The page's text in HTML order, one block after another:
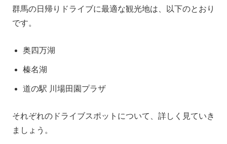
群馬の日帰りドライブに最適な観光地は、以下のとおり
です。
奥四万湖
榛名湖
道の駅 川場田園プラザ
それぞれのドライブスポットについて、詳しく見ていき
ましょう。